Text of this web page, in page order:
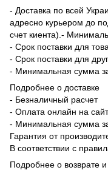
- Доставка по всей
адресно курьером до
счет киента).-
- Срок поставки для
- Срок поставки для
- Минимальная сумма
Подробнее о доставке
- Безналичный расчет
- Оплата онлайн на
- Минимальная сумма
Гарантия от
В соответствии с
Подробнее о возврате